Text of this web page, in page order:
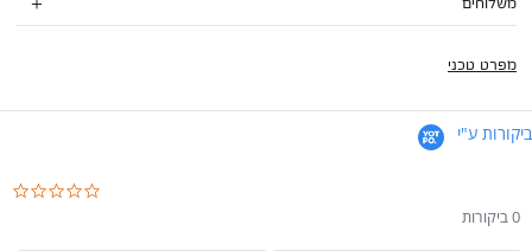
משלוחים
מפרט טכני
ביקורות ע"י
0 ביקורות